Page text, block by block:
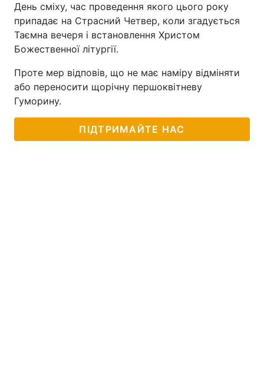
Інтерв'ю Думки
Архів Вакансії
Послуги
День сміху, час проведення якого цього року
припадає на Страсний Четвер, коли згадується
Таємна вечеря і встановлення Христом
Божественної літургії.
Проте мер відповів, що не має наміру відміняти
або переносити щорічну першоквітневу
Гуморину.
ПІДТРИМАЙТЕ НАС